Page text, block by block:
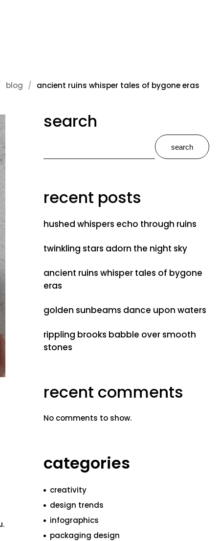
blog ancient ruins whisper tales of bygone eras
search
search
recent posts
hushed whispers echo through ruins
twinkling stars adorn the night sky
ancient ruins whisper tales of bygone
eras
golden sunbeams dance upon waters
rippling brooks babble over smooth
stones
recent comments
No comments to show.
categories
creativity
design trends
infographics
packaging design